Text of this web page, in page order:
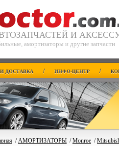
И
амортизаторы и другие запчасти
ДОСТАВКА / ИНФО-ЦЕНТР /
/АМОРТИЗАТОРЫ /Monroe /